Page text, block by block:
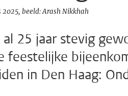
2025 beeld: Arash Nikkhah
25 jaar stevig
feestelijke
in Den Haag: